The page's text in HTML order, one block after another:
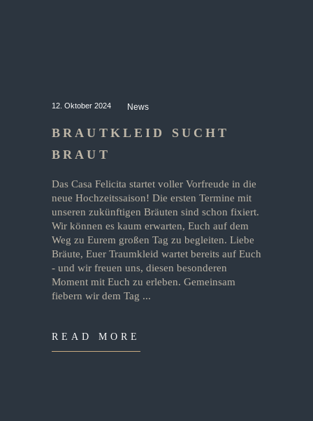
12. Oktober 2024 News
BRAUTKLEID SUCHT
BRAUT
Das Casa Felicita startet voller Vorfreude in die
neue Hochzeitssaison! Die ersten Termine mit
unseren zukünftigen Bräuten sind schon fixiert.
Wir können es kaum erwarten, Euch auf dem
Weg zu Eurem großen Tag zu begleiten. Liebe
Bräute, Euer Traumkleid wartet bereits auf Euch
- und wir freuen uns, diesen besonderen
Moment mit Euch zu erleben. Gemeinsam
fiebern wir dem Tag
READ MORE